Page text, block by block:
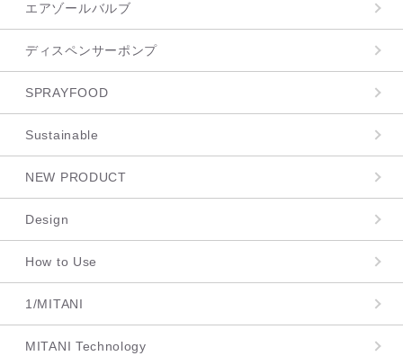
エアゾールバルブ
ディスペンサーポンプ
SPRAYFOOD
Sustainable
NEW PRODUCT
Design
How to Use
1/MITANI
MITANI Technology